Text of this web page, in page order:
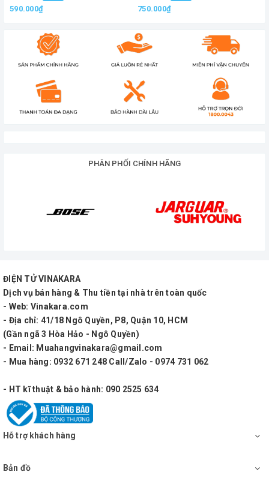
590.000₫ 750.000₫
PHÂN PHỐI CHÍNH HÃNG
ĐIỆN TỬ VINAKARA
Dịch vụ bán hàng & Thu tiền tại nhà trên toàn quốc
- Web: Vinakara.com
- Địa chỉ: 41/18 Ngô Quyền, P8, Quận 10, HCM
(Gần ngã 3 Hòa Hảo - Ngô Quyền)
- Email: Muahangvinakara@gmail.com
- Mua hàng: 0932 671 248 Call/Zalo - 0974 731 062
- HT kĩ thuật & bảo hành: 090 2525 634
Hỗ trợ khách hàng
Bản đồ